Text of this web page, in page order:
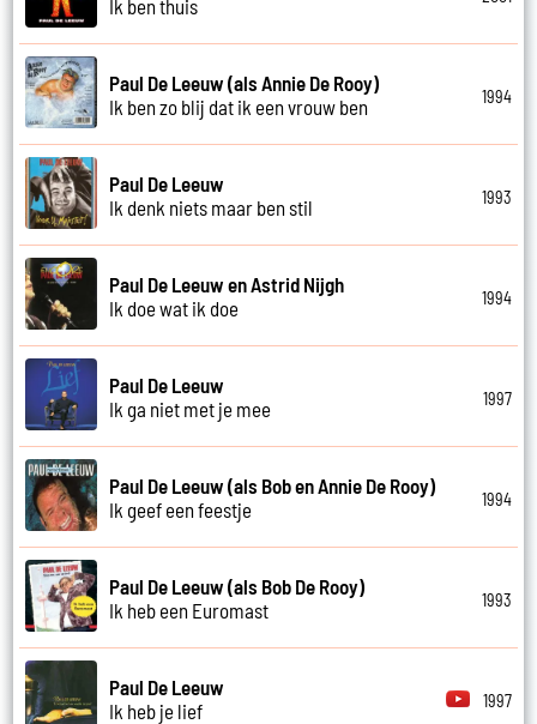
Ik ben thuis
Paul De Leeuw (als Annie De Rooy)
Ik ben zo blij dat ik een vrouw ben
1994
Paul De Leeuw
Ik denk niets maar ben stil
1993
Paul De Leeuw en Astrid Nijgh
Ik doe wat ik doe
1994
Paul De Leeuw
Ik ga niet met je mee
1997
Paul De Leeuw (als Bob en Annie De Rooy)
Ik geef een feestje
1994
Paul De Leeuw (als Bob De Rooy)
Ik heb een Euromast
1993
Paul De Leeuw
Ik heb je lief
1997